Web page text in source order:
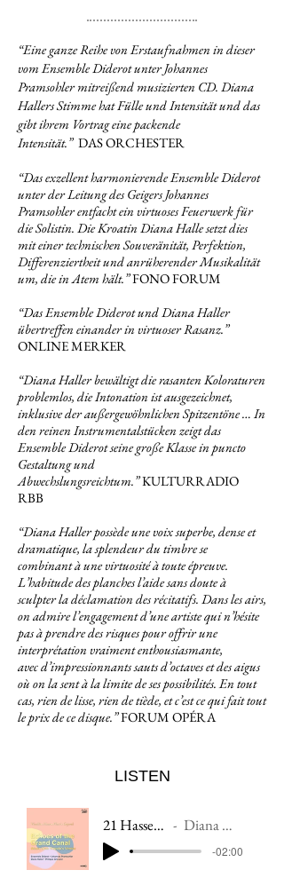
“Eine ganze Reihe von Erstaufnahmen in dieser
vom Ensemble Diderot unter Johannes
Pramsohler mitreißend musizierten CD. Diana
Hallers Stimme hat Fülle und Intensität und das
gibt ihrem Vortrag eine packende
Intensität.” DAS ORCHESTER
“Das exzellent harmonierende Ensemble Diderot
unter der Leitung des Geigers Johannes
Pramsohler entfacht ein virtuoses Feuerwerk für
die Solistin. Die Kroatin Diana Halle setzt dies
mit einer technischen Souveränität, Perfektion,
Differenziertheit und anrüherender Musikalität
um, die in Atem hält.”FONO FORUM
“Das Ensemble Diderot und Diana Haller
übertreffen einander in virtuoser Rasanz.”
ONLINE MERKER
“Diana Haller bewältigt die rasanten Koloraturen
problemlos, die Intonation ist ausgezeichnet,
inklusive der außergewöhnlichen Spitzentöne … In
den reinen Instrumentalstücken zeigt das
Ensemble Diderot seine große Klasse in puncto
Gestaltung und
Abwechslungsreichtum.”KULTURRADIO
RBB
“Diana Hallerpossède une voix superbe, dense et
dramatique, la splendeur du timbre se
combinantà une virtuosité à toute épreuve.
L’habitude des planches l’aide sans doute à
sculpter ladéclamation des récitatifs. Dans les airs,
on admire l’engagement d’une artiste qui n’hésite
pasà prendre des risques pour offrir une
interprétation vraiment enthousiasmante,
avecd’impressionnants sauts d’octaves et des aigus
où on la sent à la limite de ses possibilités. En tout
cas, rien de lisse, rien de tiède, et c’est ce qui fait tout
le prix de ce disque.”FORUM OPÉRA
LISTEN
21 Hasse: Alta nubes illustrata Diana Haller, Ensemble Diderot
-02:00